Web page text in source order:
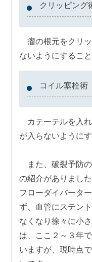
クリッピング
瘤の根元をクリ
ないようにするこ
コイル塞栓術
カテーテルを入
が入らないように
また、破裂予防
の紹介がありました
フローダイバータ
ず、血管にステン
なくなり徐々に小
は、ここ２～３年
いますが、現時点